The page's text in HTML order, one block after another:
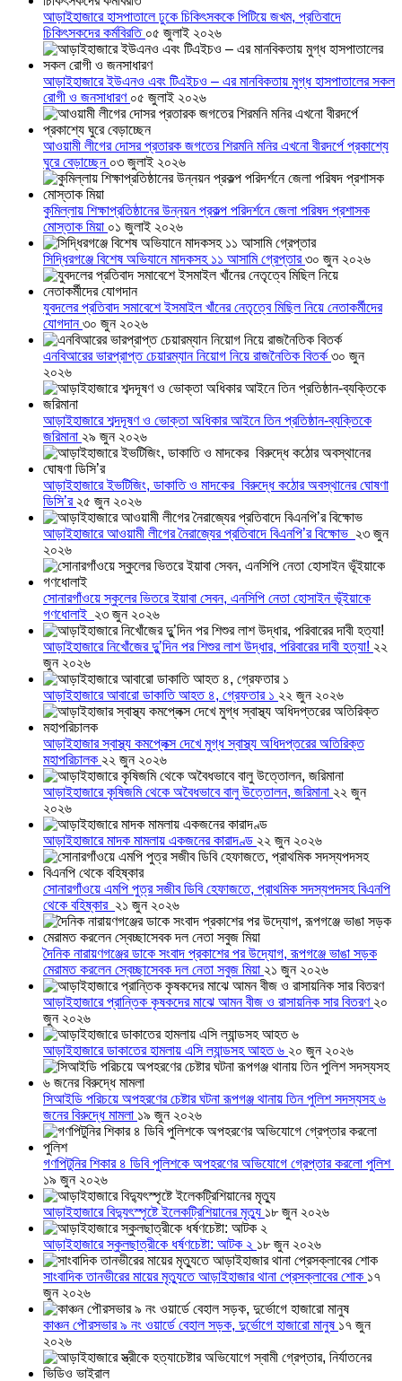
আড়াইহাজারে হাসপাতালে ঢুকে চিকিৎসককে পিটিয়ে জখম, প্রতিবাদে
চিকিৎসকদের কর্মবিরতি ০৫ জুলাই ২০২৬
আড়াইহাজারে ইউএনও এবং টিএইচও – এর মানবিকতায় মুগ্ধ হাসপাতালের সকল
রোগী ও জনসাধারণ ০৫ জুলাই ২০২৬
আওয়ামী লীগের দোসর প্রতারক জগতের শিরমনি মনির এখনো বীরদর্পে প্রকাশ্যে
ঘুরে বেড়াচ্ছেন ০৩ জুলাই ২০২৬
কুমিল্লায় শিক্ষাপ্রতিষ্ঠানের উন্নয়ন প্রকল্প পরিদর্শনে জেলা পরিষদ প্রশাসক
মোস্তাক মিয়া ০১ জুলাই ২০২৬
সিদ্ধিরগঞ্জে বিশেষ অভিযানে মাদকসহ ১১ আসামি গ্রেপ্তার৩০ জুন ২০২৬
যুবদলের প্রতিবাদ সমাবেশে ইসমাইল খাঁনের নেতৃত্বে মিছিল নিয়ে নেতাকর্মীদের
যোগদান৩০ জুন ২০২৬
এনবিআরের ভারপ্রাপ্ত চেয়ারম্যান নিয়োগ নিয়ে রাজনৈতিক বিতর্ক ৩০ জুন
২০২৬
আড়াইহাজারে শব্দদূষণ ও ভোক্তা অধিকার আইনে তিন প্রতিষ্ঠান-ব্যক্তিকে
জরিমানা ২৯ জুন ২০২৬
আড়াইহাজারে ইভটিজিং, ডাকাতি ও মাদকের বিরুদ্ধে কঠোর অবস্থানের ঘোষণা
ডিসি’র ২৫ জুন ২০২৬
আড়াইহাজারে আওয়ামী লীগের নৈরাজ্যের প্রতিবাদে বিএনপি’র বিক্ষোভ ২৩ জুন
২০২৬
সোনারগাঁওয়ে স্কুলের ভিতরে ইয়াবা সেবন, এনসিপি নেতা হোসাইন ভূঁইয়াকে
গণধোলাই ২৩ জুন ২০২৬
আড়াইহাজারে নিখোঁজের দুু’দিন পর শিশুর লাশ উদ্ধার, পরিবারের দাবী হত্যা! ২২
জুন ২০২৬
আড়াইহাজারে আবারো ডাকাতি আহত ৪, গ্রেফতার ১ ২২ জুন ২০২৬
আড়াইহাজার স্বাস্থ্য কমপ্লেক্স দেখে মুগ্ধ স্বাস্থ্য অধিদপ্তরের অতিরিক্ত
মহাপরিচালক ২২ জুন ২০২৬
আড়াইহাজারে কৃষিজমি থেকে অবৈধভাবে বালু উত্তোলন, জরিমানা ২২ জুন
২০২৬
আড়াইহাজারে মাদক মামলায় একজনের কারাদণ্ড ২২ জুন ২০২৬
সোনারগাঁওয়ে এমপি পুত্র সজীব ডিবি হেফাজতে, প্রাথমিক সদস্যপদসহ বিএনপি
থেকে বহিষ্কার ২১ জুন ২০২৬
দৈনিক নারায়ণগঞ্জের ডাকে সংবাদ প্রকাশের পর উদ্যোগ, রূপগঞ্জে ভাঙা সড়ক
মেরামত করলেন স্বেচ্ছাসেবক দল নেতা সবুজ মিয়া ২১ জুন ২০২৬
আড়াইহাজারে প্রান্তিক কৃষকদের মাঝে আমন বীজ ও রাসায়নিক সার বিতরণ ২০
জুন ২০২৬
আড়াইহাজারে ডাকাতের হামলায় এসি ল্যান্ডসহ আহত ৬ ২০ জুন ২০২৬
সিআইডি পরিচয়ে অপহরণের চেষ্টার ঘটনা রূপগঞ্জ থানায় তিন পুলিশ সদস্যসহ ৬
জনের বিরুদ্ধে মামলা ১৯ জুন ২০২৬
গণপিটুনির শিকার ৪ ডিবি পুলিশকে অপহরণের অভিযোগে গ্রেপ্তার করলো পুলিশ
১৯ জুন ২০২৬
আড়াইহাজারে বিদ্যুৎস্পৃষ্টে ইলেকট্রিশিয়ানের মৃত্যু ১৮ জুন ২০২৬
আড়াইহাজারে স্কুলছাত্রীকে ধর্ষণচেষ্টা: আটক ২ ১৮ জুন ২০২৬
সাংবাদিক তানভীরের মায়ের মৃত্যুতে আড়াইহাজার থানা প্রেসক্লাবের শোক ১৭
জুন ২০২৬
কাঞ্চন পৌরসভার ৯ নং ওয়ার্ডে বেহাল সড়ক, দুর্ভোগে হাজারো মানুষ ১৭ জুন
২০২৬